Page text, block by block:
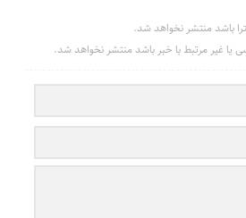
باشد منتشر نخواهد شد.
یا غیر مرتبط با خبر باشد منتشر نخواهد شد.